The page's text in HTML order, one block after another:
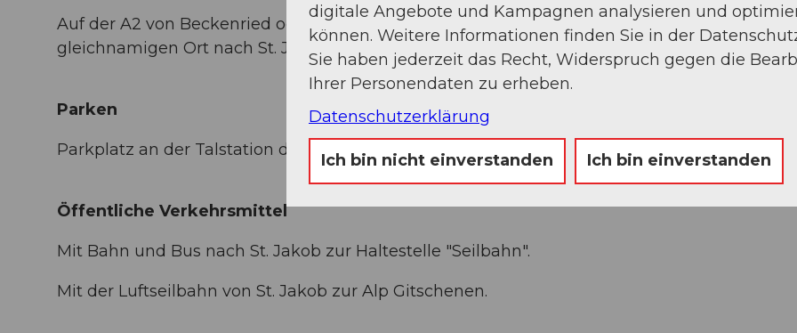
Auf der A2 von Beckenried oder Schattdorf kommend Ausfahrt Isenthal nehmen und über
gleichnamigen Ort nach St. Jakob.
Parken
Parkplatz an der Talstation der Seilbahn St. Jakob - Gitschenen.
Öffentliche Verkehrsmittel
Mit Bahn und Bus nach St. Jakob zur Haltestelle "Seilbahn".
Mit der Luftseilbahn von St. Jakob zur Alp Gitschenen.
digitale Angebote und Kampagnen analysieren und
können. Weitere Informationen finden Sie in der
Sie haben jederzeit das Recht, Widerspruch gegen die
Ihrer Personendaten zu erheben.
Datenschutzerklärung
Ich bin nicht einverstanden Ich bin einverstanden